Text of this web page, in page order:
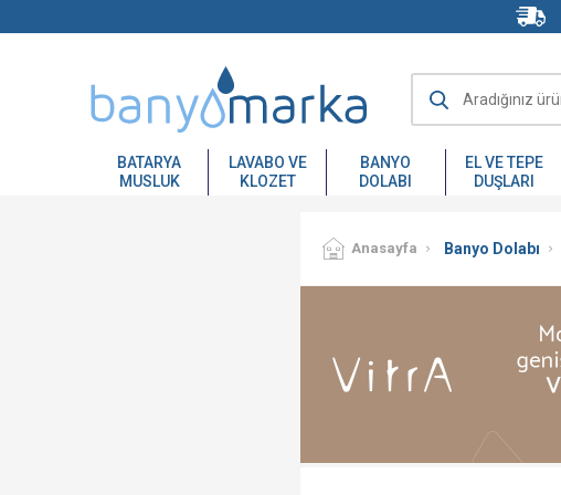
BATARYA
MUSLUK
LAVABO VE
KLOZET
BANYO
DOLABI
EL VE TEPE
DUŞLARI
Anasayfa Banyo Dolabı